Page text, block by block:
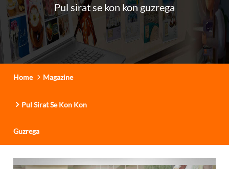
Pul sirat se kon kon guzrega
Home Magazine
Pul Sirat Se Kon Kon
Guzrega